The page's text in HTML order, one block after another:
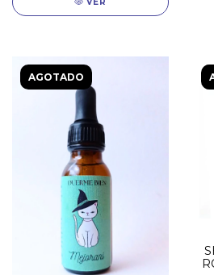
AGOTADO